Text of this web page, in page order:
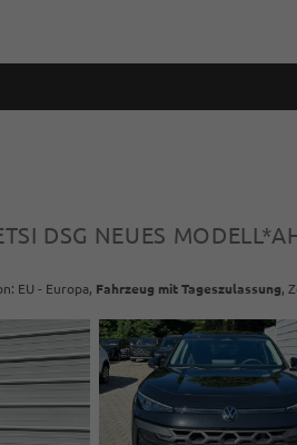
DSG NEUES
EU - Europa, Fahrzeug mit Tageszulassung,